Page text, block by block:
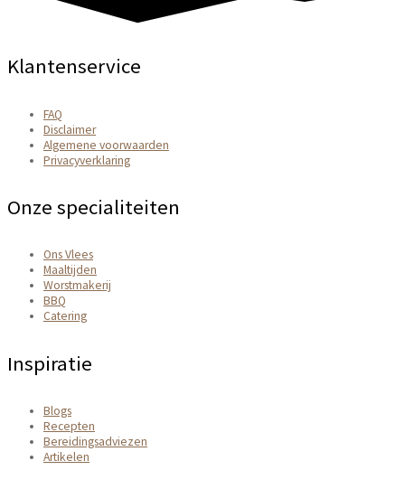
Klantenservice
FAQ
Disclaimer
Algemene voorwaarden
Privacyverklaring
Onze specialiteiten
Ons Vlees
Maaltijden
Worstmakerij
BBQ
Catering
Inspiratie
Blogs
Recepten
Bereidingsadviezen
Artikelen